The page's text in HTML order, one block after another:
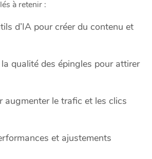
à retenir :
d’IA pour créer du contenu et
qualité des épingles pour attirer
augmenter le trafic et les clics
et ajustements